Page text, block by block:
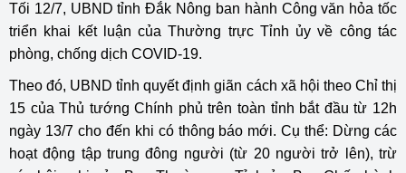
Tối 12/7, UBND tỉnh Đắk Nông ban hành Công văn hỏa tốc
triển khai kết luận của Thường trực Tỉnh ủy về công tác
phòng, chống dịch COVID-19.
Theo đó, UBND tỉnh quyết định giãn cách xã hội theo Chỉ thị
15 của Thủ tướng Chính phủ trên toàn tỉnh bắt đầu từ 12h
ngày 13/7 cho đến khi có thông báo mới. Cụ thể: Dừng các
hoạt động tập trung đông người (từ 20 người trở lên), trừ